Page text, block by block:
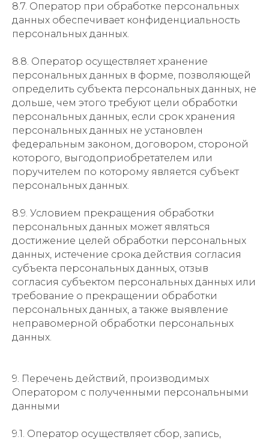
8.7. Оператор при обработке персональных
данных обеспечивает конфиденциальность
персональных данных.
8.8. Оператор осуществляет хранение
персональных данных в форме, позволяющей
определить субъекта персональных данных, не
дольше, чем этого требуют цели обработки
персональных данных, если срок хранения
персональных данных не установлен
федеральным законом, договором, стороной
которого, выгодоприобретателем или
поручителем по которому является субъект
персональных данных.
8.9. Условием прекращения обработки
персональных данных может являться
достижение целей обработки персональных
данных, истечение срока действия согласия
субъекта персональных данных, отзыв
согласия субъектом персональных данных или
требование о прекращении обработки
персональных данных, а также выявление
неправомерной обработки персональных
данных.
9. Перечень действий, производимых
Оператором с полученными персональными
данными
9.1. Оператор осуществляет сбор, запись,